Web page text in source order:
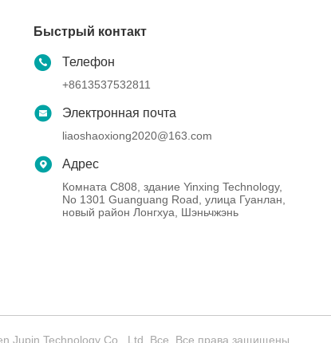
Быстрый контакт
Телефон
+8613537532811
Электронная почта
liaoshaoxiong2020@163.com
Адрес
Комната C808, здание Yinxing Technology,
No 1301 Guanguang Road, улица Гуанлан,
новый район Лонгхуа, Шэньчжэнь
Jupin Technology Co., Ltd. Все. Все права защищены.